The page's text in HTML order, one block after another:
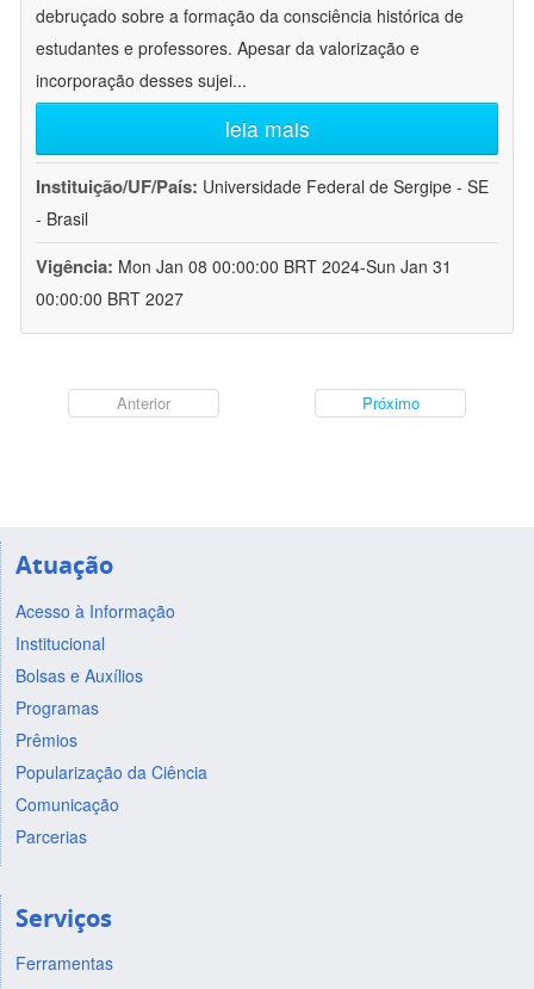
debruçado sobre a formação da consciência histórica de
estudantes e professores. Apesar da valorização e
incorporação desses sujei...
leia mais
Instituição/UF/País: Universidade Federal de Sergipe - SE
- Brasil
Vigência: Mon Jan 08 00:00:00 BRT 2024-Sun Jan 31
00:00:00 BRT 2027
Anterior Próximo
Atuação
Acesso à Informação
Institucional
Bolsas e Auxílios
Programas
Prêmios
Popularização da Ciência
Comunicação
Parcerias
Serviços
Ferramentas